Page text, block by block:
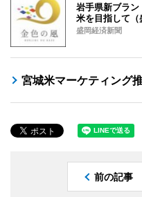
岩手県新ブラ
米を目指して（
盛岡経済新聞
宮城米マーケティング
前の記事